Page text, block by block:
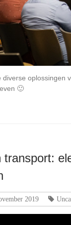
diverse oplossingen
🙂
transport:
2019